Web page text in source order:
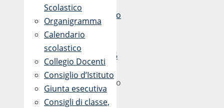
Marzo
2017
15:06
2
Marzo
2017
Scolastico
Organigramma
Calendario
scolastico
Collegio Docenti
Consiglio d’Istituto
Giunta esecutiva
Consigli di classe,